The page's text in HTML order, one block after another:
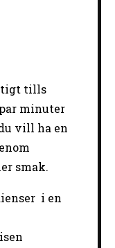
tills
minuter
vill ha en
smak.
i en